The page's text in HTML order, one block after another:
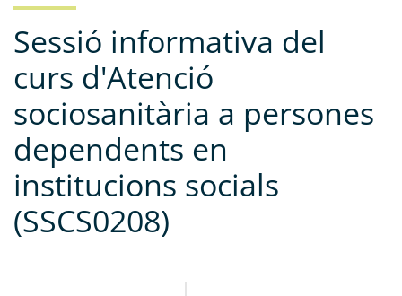
principal
Sessió informativa del
curs d'Atenció
sociosanitària a persones
dependents en
institucions socials
(SSCS0208)